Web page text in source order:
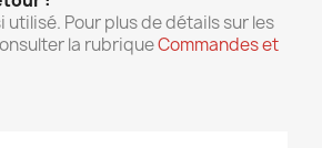
utilisé. Pour plus de détails sur les
la rubriqueCommandes et